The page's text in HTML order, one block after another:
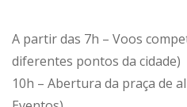
A partir das 7h – Voos
diferentes pontos da cidade)
10h – Abertura da praça de